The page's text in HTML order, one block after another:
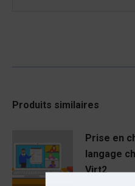
Produits similaires
Prise en
langage
Virt2